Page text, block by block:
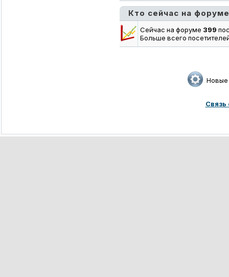
Кто сейчас на форуме
Сейчас на форуме 399
Больше всего
Новые